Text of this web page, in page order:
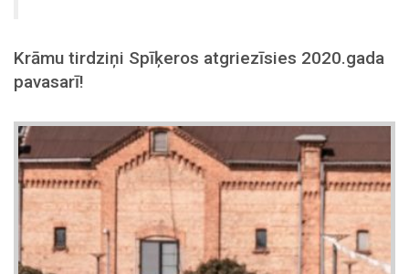
Krāmu tirdziņi Spīķeros atgriezīsies 2020.gada
pavasarī!